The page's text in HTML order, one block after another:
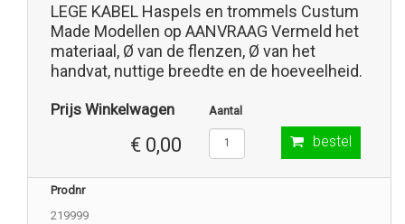
LEGE KABEL Haspels en trommels Custum
Made Modellen op AANVRAAG Vermeld het
materiaal, Ø van de flenzen, Ø van het
handvat, nuttige breedte en de hoeveelheid.
Prijs Winkelwagen
€ 0,00
Aantal
bestel
Prodnr
219999